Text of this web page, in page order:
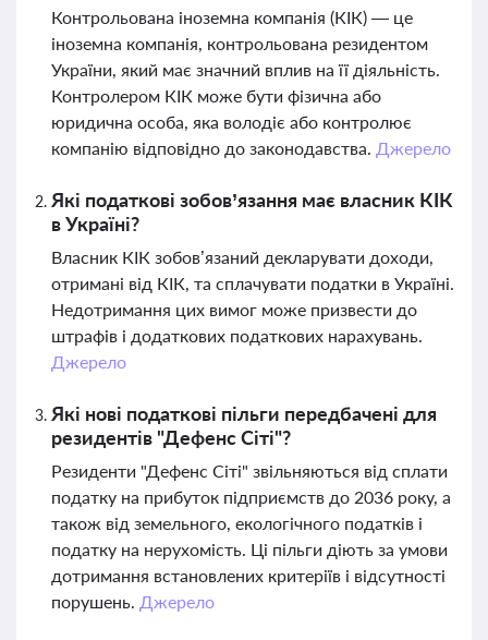
Контрольована іноземна компанія (КІК) — це
іноземна компанія, контрольована резидентом
України, який має значний вплив на її діяльність.
Контролером КІК може бути фізична або
юридична особа, яка володіє або контролює
компанію відповідно до законодавства. Джерело
Які податкові зобов’язання має власник КІК
в Україні?
Власник КІК зобов’язаний декларувати доходи,
отримані від КІК, та сплачувати податки в Україні.
Недотримання цих вимог може призвести до
штрафів і додаткових податкових нарахувань.
Джерело
Які нові податкові пільги передбачені для
резидентів "Дефенс Сіті"?
Резиденти "Дефенс Сіті" звільняються від сплати
податку на прибуток підприємств до 2036 року, а
також від земельного, екологічного податків і
податку на нерухомість. Ці пільги діють за умови
дотримання встановлених критеріїв і відсутності
порушень. Джерело